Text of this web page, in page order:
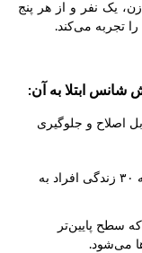
هر سه زن، یک نفر و از هر پنج
تجربه می‌کند.
شانس ابتلا به آن:
اصلاح و جلوگیری
: خطر پوکی استخوان بعد از اواسط دهه ۳۰ زندگی افراد به
سطح پایین‌تر
می‌شود.